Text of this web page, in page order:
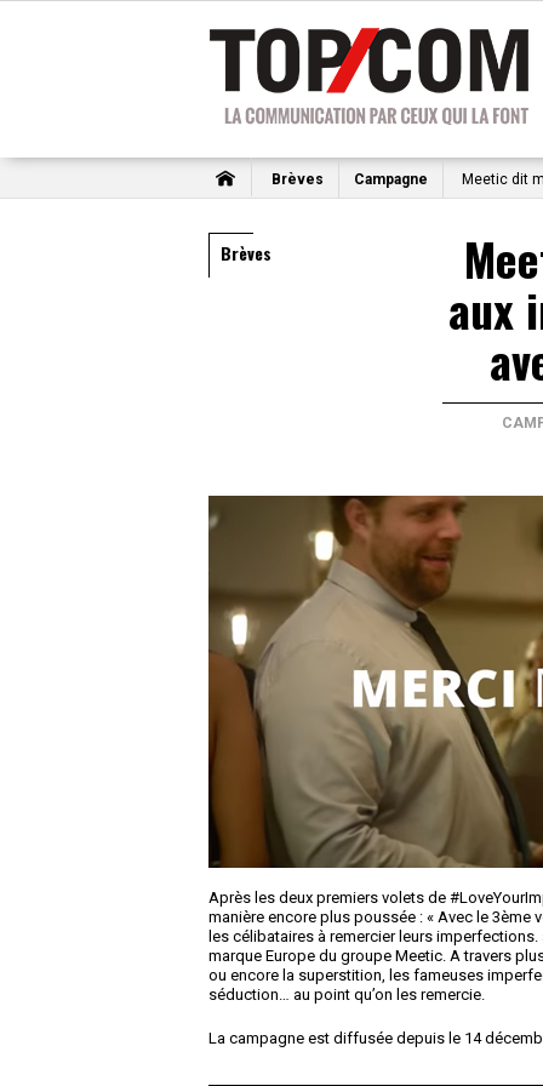
Brèves Campagne Meetic dit
Brèves
aux
Après les deux premiers volets de
manière encore plus poussée : « Avec le 3ème
les célibataires à remercier leurs
marque Europe du groupe Meetic. A travers
ou encore la superstition, les fameuses
séduction… au point qu’on les remercie.
La campagne est diffusée depuis le 14